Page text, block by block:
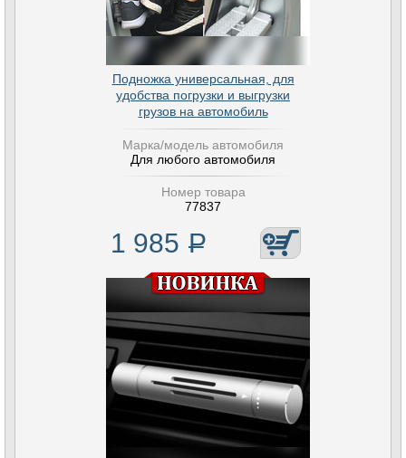
Подножка универсальная, для
удобства погрузки и выгрузки
грузов на автомобиль
Марка/модель автомобиля
Для любого автомобиля
Номер товара
77837
1 985 Р